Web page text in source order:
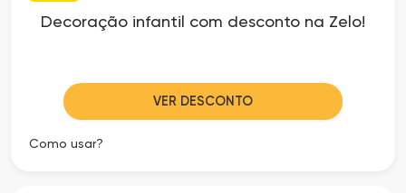
Decoração infantil com desconto na Zelo!
VER DESCONTO
Como usar?